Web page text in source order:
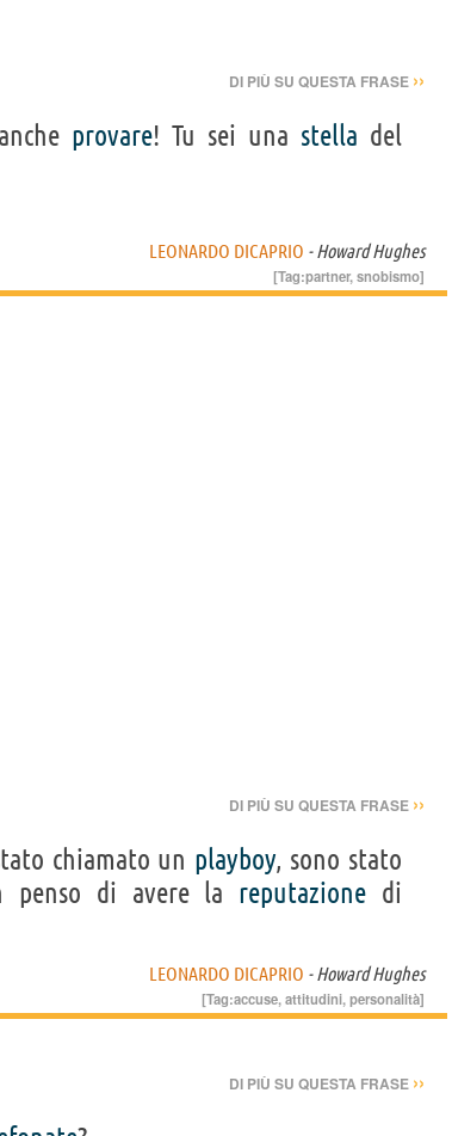
DI PIÙ SU QUESTA FRASE ››
provare! Tu sei una stella del
LEONARDO DICAPRIO - Howard Hughes
[Tag:partner,snobismo]
DI PIÙ SU QUESTA FRASE ››
chiamato un playboy, sono stato
penso di avere la reputazione di
LEONARDO DICAPRIO - Howard Hughes
[Tag:accuse,attitudini,personalità]
DI PIÙ SU QUESTA FRASE ››